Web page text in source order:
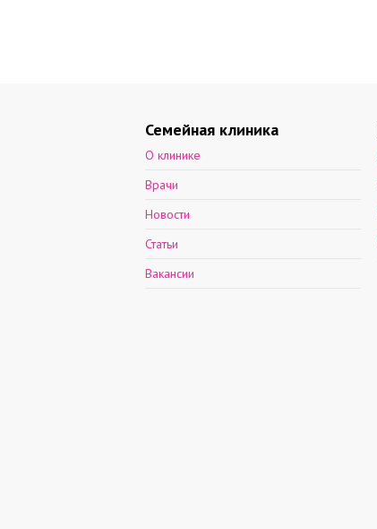
Семейная клиника
О клинике
Врачи
Новости
Статьи
Вакансии